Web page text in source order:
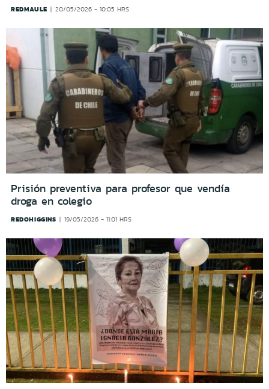
REDMAULE 20/05/2026 - 10:05 HRS
Prisión preventiva para profesor que vendía
droga en colegio
REDOHIGGINS 19/05/2026 - 11:01 HRS